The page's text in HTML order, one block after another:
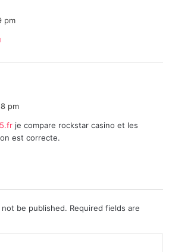
pm
pm
je compare rockstar casino et les
est correcte.
be published. Required fields are